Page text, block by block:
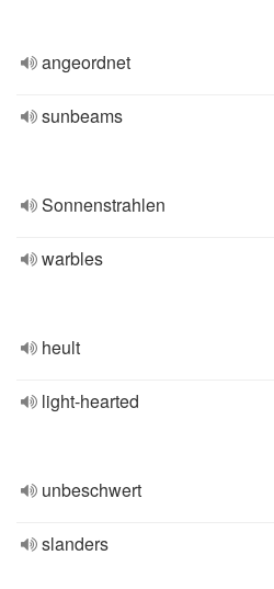
angeordnet
sunbeams
Sonnenstrahlen
warbles
heult
light-hearted
unbeschwert
slanders